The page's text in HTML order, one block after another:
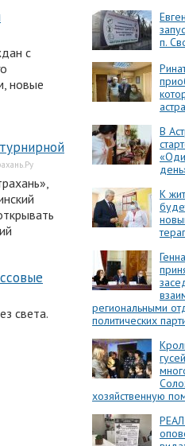
с
новые
света.
п.
В
К
региональными
политических
хозяйственную